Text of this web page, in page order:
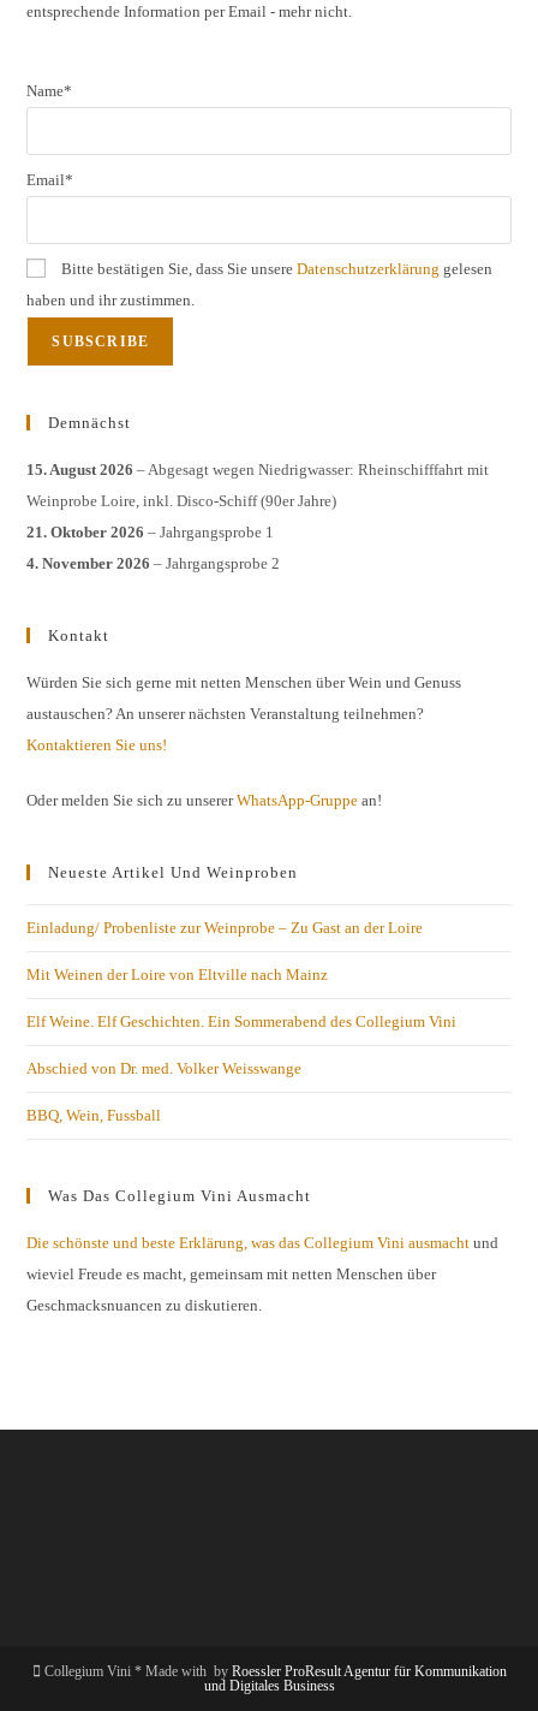
entsprechende Information per Email - mehr nicht.
Name*
Email*
Bitte bestätigen Sie, dass Sie unsereDatenschutzerklärung gelesen
haben und ihr zustimmen.
Demnächst
15. August 2026 – Abgesagt wegen Niedrigwasser: Rheinschifffahrt mit
Weinprobe Loire, inkl. Disco-Schiff (90er Jahre)
21. Oktober 2026 – Jahrgangsprobe 1
4. November 2026 – Jahrgangsprobe 2
Kontakt
Würden Sie sich gerne mit netten Menschen über Wein und Genuss
austauschen? An unserer nächsten Veranstaltung teilnehmen?
Kontaktieren Sie uns!
Oder melden Sie sich zu unsererWhatsApp-Gruppe an!
Neueste Artikel Und Weinproben
Einladung/ Probenliste zur Weinprobe – Zu Gast an der Loire
Mit Weinen der Loire von Eltville nach Mainz
Elf Weine. Elf Geschichten. Ein Sommerabend des Collegium Vini
Abschied von Dr. med. Volker Weisswange
BBQ, Wein, Fussball
Was Das Collegium Vini Ausmacht
Die schönste und beste Erklärung, was das Collegium Vini ausmacht und
wieviel Freude es macht, gemeinsam mit netten Menschen über
Geschmacksnuancen zu diskutieren.
Collegium Vini * Made with by Roessler ProResult Agentur für Kommunikation
und Digitales Business